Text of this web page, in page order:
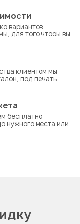
вариантов
для того чтобы вы
клиентом мы
под печать
бесплатно
нужного места или